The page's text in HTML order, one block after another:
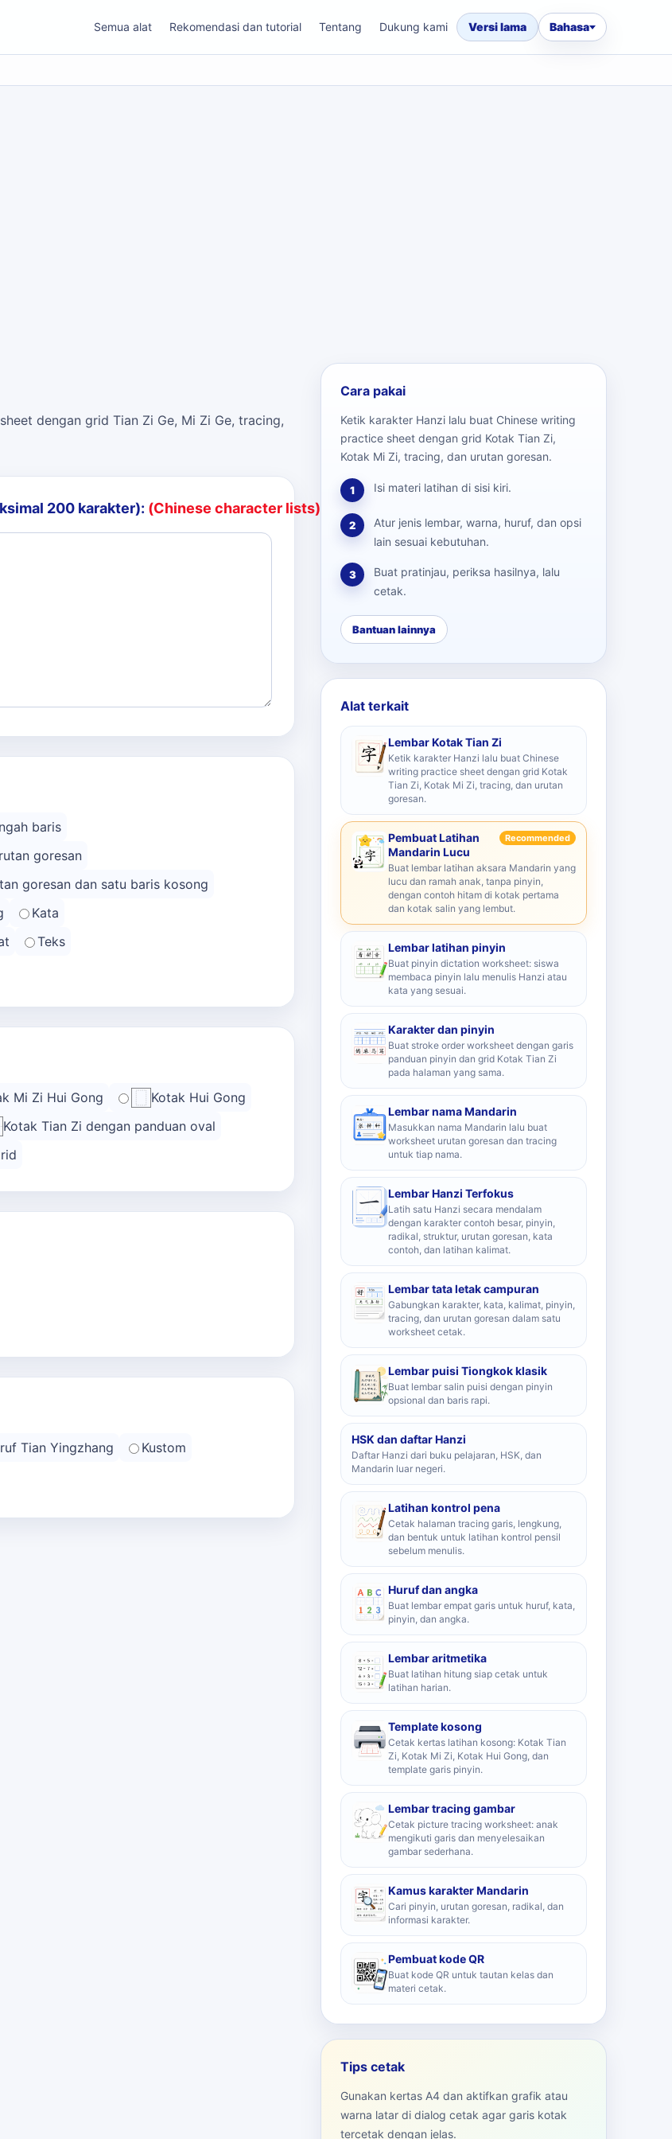
Semua alat Rekomendasi dan tutorial Tentang Dukung kami Versi lama Bahasa
dengan grid Tian Zi Ge, Mi Zi Ge, tracing,
200 karakter): (Chinese character lists)
baris
goresan
goresan dan satu baris kosong
Kata
Teks
Mi Zi Hui Gong
Kotak Hui Gong
Kotak Tian Zi dengan panduan oval
Tian Yingzhang
Kustom
Cara pakai
Ketik karakter Hanzi lalu buat Chinese writing
practice sheet dengan grid Kotak Tian Zi,
Kotak Mi Zi, tracing, dan urutan goresan.
1 Isi materi latihan di sisi kiri.
2
Atur jenis lembar, warna, huruf, dan opsi
lain sesuai kebutuhan.
3
Buat pratinjau, periksa hasilnya, lalu
cetak.
Bantuan lainnya
Alat terkait
Lembar Kotak Tian Zi
Ketik karakter Hanzi lalu buat Chinese
writing practice sheet dengan grid Kotak
Tian Zi, Kotak Mi Zi, tracing, dan urutan
goresan.
Pembuat Latihan
Mandarin Lucu
Recommended
Buat lembar latihan aksara Mandarin yang
lucu dan ramah anak, tanpa pinyin,
dengan contoh hitam di kotak pertama
dan kotak salin yang lembut.
Lembar latihan pinyin
Buat pinyin dictation worksheet: siswa
membaca pinyin lalu menulis Hanzi atau
kata yang sesuai.
Karakter dan pinyin
Buat stroke order worksheet dengan garis
panduan pinyin dan grid Kotak Tian Zi
pada halaman yang sama.
Lembar nama Mandarin
Masukkan nama Mandarin lalu buat
worksheet urutan goresan dan tracing
untuk tiap nama.
Lembar Hanzi Terfokus
Latih satu Hanzi secara mendalam
dengan karakter contoh besar, pinyin,
radikal, struktur, urutan goresan, kata
contoh, dan latihan kalimat.
Lembar tata letak campuran
Gabungkan karakter, kata, kalimat, pinyin,
tracing, dan urutan goresan dalam satu
worksheet cetak.
Lembar puisi Tiongkok klasik
Buat lembar salin puisi dengan pinyin
opsional dan baris rapi.
HSK dan daftar Hanzi
Daftar Hanzi dari buku pelajaran, HSK, dan
Mandarin luar negeri.
Latihan kontrol pena
Cetak halaman tracing garis, lengkung,
dan bentuk untuk latihan kontrol pensil
sebelum menulis.
Huruf dan angka
Buat lembar empat garis untuk huruf, kata,
pinyin, dan angka.
Lembar aritmetika
Buat latihan hitung siap cetak untuk
latihan harian.
Template kosong
Cetak kertas latihan kosong: Kotak Tian
Zi, Kotak Mi Zi, Kotak Hui Gong, dan
template garis pinyin.
Lembar tracing gambar
Cetak picture tracing worksheet: anak
mengikuti garis dan menyelesaikan
gambar sederhana.
Kamus karakter Mandarin
Cari pinyin, urutan goresan, radikal, dan
informasi karakter.
Pembuat kode QR
Buat kode QR untuk tautan kelas dan
materi cetak.
Tips cetak
Gunakan kertas A4 dan aktifkan grafik atau
warna latar di dialog cetak agar garis kotak
tercetak dengan jelas.